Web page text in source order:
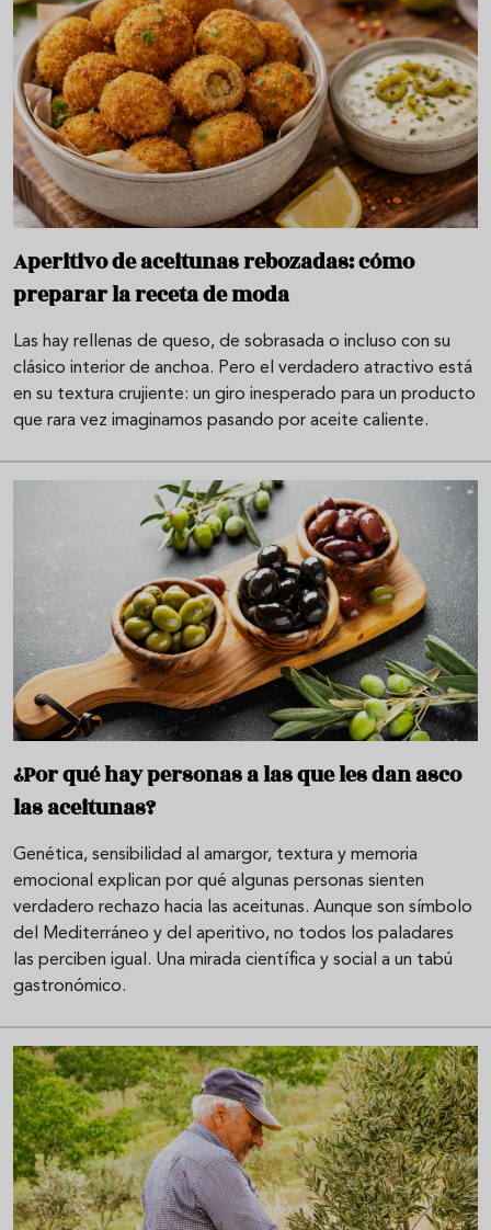
Aperitivo de aceitunas rebozadas: cómo
preparar la receta de moda
Las hay rellenas de queso, de sobrasada o incluso con su
clásico interior de anchoa. Pero el verdadero atractivo está
en su textura crujiente: un giro inesperado para un producto
que rara vez imaginamos pasando por aceite caliente.
¿Por qué hay personas a las que les dan asco
las aceitunas?
Genética, sensibilidad al amargor, textura y memoria
emocional explican por qué algunas personas sienten
verdadero rechazo hacia las aceitunas. Aunque son símbolo
del Mediterráneo y del aperitivo, no todos los paladares
las perciben igual. Una mirada científica y social a un tabú
gastronómico.